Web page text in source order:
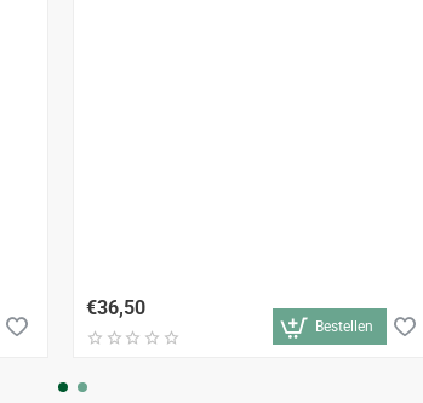
€36,50
Bestellen